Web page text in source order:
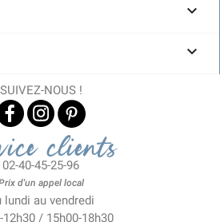


SUIVEZ-NOUS !
clients
02-40-45-25-96
d'un appel local
lundi au vendredi
12h30 / 15h00-18h30